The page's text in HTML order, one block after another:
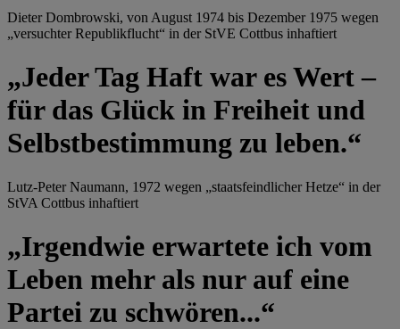
Dieter Dombrowski, von August 1974 bis Dezember 1975 wegen
„versuchter Republikflucht“ in der StVE Cottbus inhaftiert
„Jeder Tag Haft war es Wert –
für das Glück in Freiheit und
Selbstbestimmung zu leben.“
Lutz-Peter Naumann, 1972 wegen „staatsfeindlicher Hetze“ in der
StVA Cottbus inhaftiert
„Irgendwie erwartete ich vom
Leben mehr als nur auf eine
Partei zu schwören...“